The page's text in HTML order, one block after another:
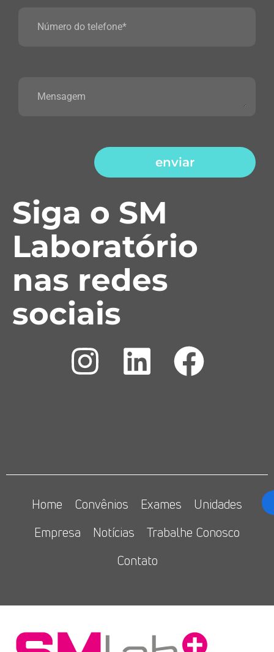
enviar
Siga o SM
Laboratório
nas redes
sociais
Home Convênios Exames
Unidades
Empresa
Notícias
Trabalhe Conosco
Contato